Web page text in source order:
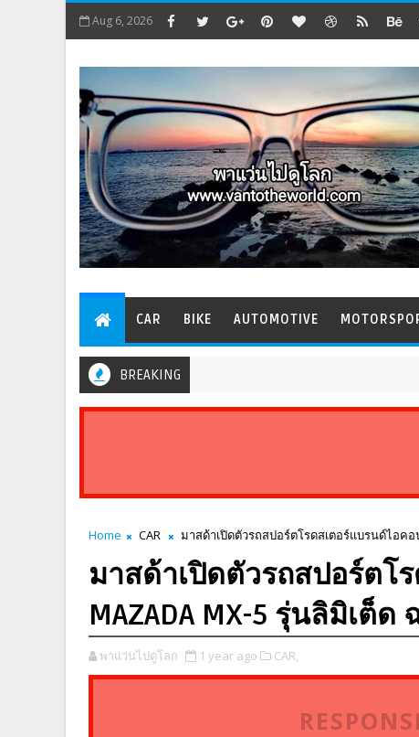
Aug 6, 2026
CAR BIKE AUTOMOTIVE
BREAKING
Home CAR มาสด้าเปิดตัวรถสปอร์ตโรดสเตอร์แบรนด์ไอคอ
มาสด้าเปิดตัวรถสปอร์ตโ
MAZADA MX-5 รุ่นลิมิเต็
พาแว่นไปดูโลก 1 year ago CAR,